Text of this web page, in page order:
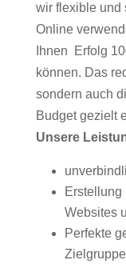
wir flexible und
Online
Ihnen Erfolg
können. Das
sondern auch
Budget gezielt
Unsere
Erstellung
Websites
Perfekte
Zielgruppe